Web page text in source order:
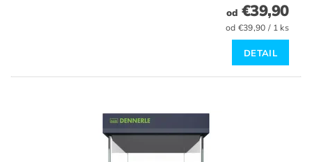
od €39,90
od €39,90 / 1 ks
DETAIL